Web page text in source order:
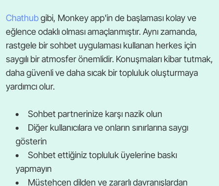
Chathubgibi, Monkey app'in de başlaması kolay ve
eğlence odaklı olması amaçlanmıştır. Aynı zamanda,
rastgele bir sohbet uygulaması kullanan herkes için
saygılı bir atmosfer önemlidir. Konuşmaları kibar tutmak,
daha güvenli ve daha sıcak bir topluluk oluşturmaya
yardımcı olur.
Sohbet partnerinize karşı nazik olun
Diğer kullanıcılara ve onların sınırlarına saygı
gösterin
Sohbet ettiğiniz topluluk üyelerine baskı
yapmayın
Müstehcen dilden ve zararlı davranışlardan